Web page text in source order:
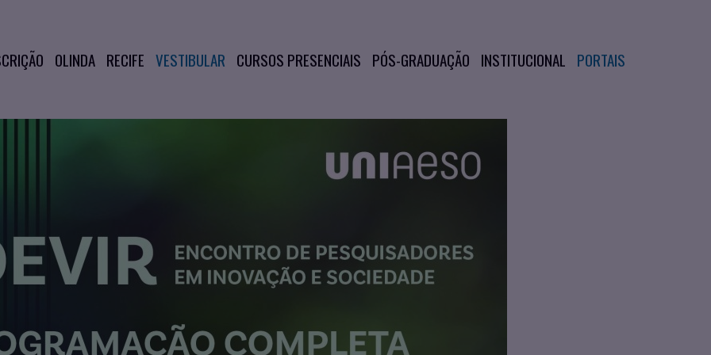
OLINDA RECIFE VESTIBULAR CURSOS PRESENCIAIS PÓS-GRADUAÇÃO INSTITUCIONAL PORTAIS